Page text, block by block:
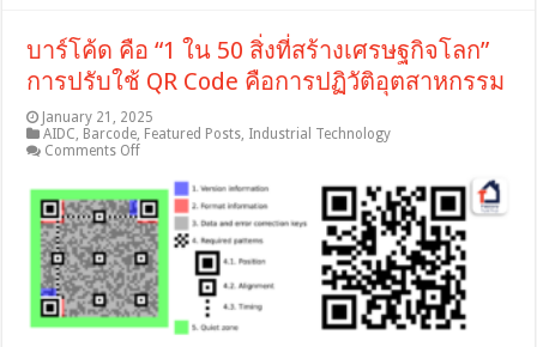
บาร์โค้ด คือ “1 ใน 50 สิ่งที่สร้างเศรษฐกิจโลก”
การปรับใช้ QR Code คือการปฏิวัติอุตสาหกรรม
January 21, 2025
AIDC, Barcode, Featured Posts, Industrial Technology
Comments Offon
โค้ด
คือ
“1
ใน
50
สิ่ง
ที่